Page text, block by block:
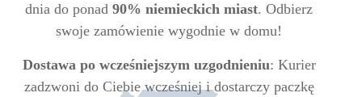
dnia do ponad 90% niemieckich miast. Odbierz
swoje zamówienie wygodnie w domu!
Dostawa po wcześniejszym uzgodnieniu: Kurier
zadzwoni do Ciebie wcześniej i dostarczy paczkę